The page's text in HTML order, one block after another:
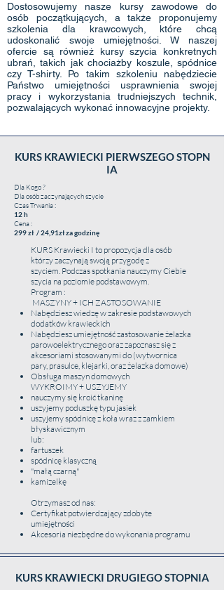
PROGRAM WKRÓTCE
Dla Kogo ?
Cena :
Dostosowujemy nasze kursy zawodowe do
osób początkujących, a także proponujemy
szkolenia dla krawcowych, które chcą
udoskonalić swoje umiejętności. W naszej
ofercie są również kursy szycia konkretnych
ubrań, takich jak chociażby koszule, spódnice
czy T-shirty. Po takim szkoleniu nabędziecie
Państwo umiejętności usprawnienia swojej
pracy i wykorzystania trudniejszych technik,
pozwalających wykonać innowacyjne projekty.
KURS KRAWIECKI PIERWSZEGO STOPN
IA
Dla Kogo ?
Dla osób zaczynających szycie
Czas Trwania :
12 h
Cena :
299 zł / 24,91zł za godzinę
KURS Krawiecki I to propozycja dla osób
którzy zaczynają swoją przygodę z
szyciem. Podczas spotkania nauczymy Ciebie
szycia na poziomie podstawowym.
Program :
MASZYNY + ICH ZASTOSOWANIE
Nabędziesz wiedzę w zakresie podstawowych
dodatków krawieckich
Nabędziesz umiejętność zastosowanie żelazka
parowoelektrycznego oraz zapoznasz się z
akcesoriami stosowanymi do (wytwornica
pary, prasulce, klejarki, oraz żelazka domowe)
Obsługa maszyn domowych
WYKROIMY + USZYJEMY
nauczymy się kroić tkaninę
uszyjemy poduszkę typu jasiek
uszyjemy spódnicę z koła wraz z zamkiem
błyskawicznym
lub:
fartuszek
spódnicę klasyczną
"małą czarną"
kamizelkę
Otrzymasz od nas:
Certyfikat potwierdzający zdobyte
umiejętności
Akcesoria niezbędne do wykonania programu
KURS KRAWIECKI DRUGIEGO STOPNIA